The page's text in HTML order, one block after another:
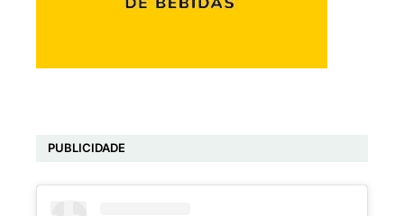
PUBLICIDADE